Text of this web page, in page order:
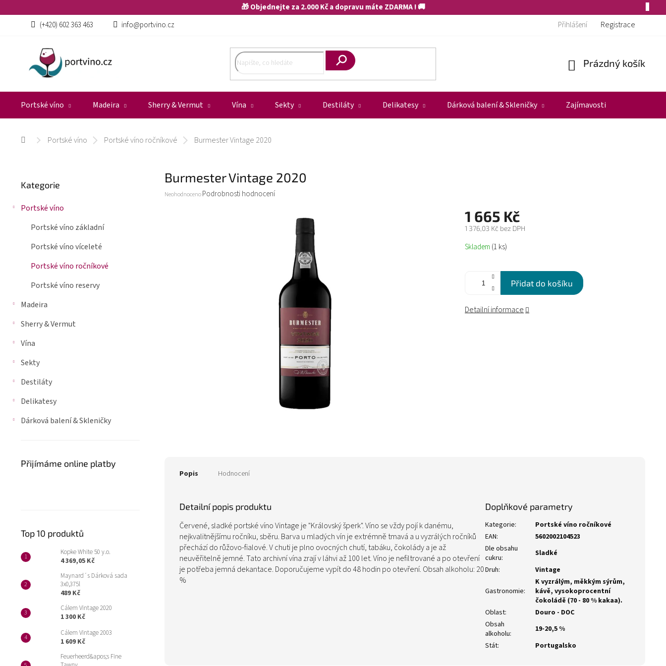
na
🎁 Objednejte za 2.000 Kč a dopravu máte ZDARMA ! 🚚
(+420) 602 363 463
info@portvino.cz Přihlášení Registrace
Nákupní
Prázdný košík
Portské víno Madeira Sherry & Vermut Vína Sekty Destiláty Delikatesy Dárková balení & Skleničky Zajímavosti
DomůPortské víno Portské víno ročníkové Burmester Vintage 2020
s
r
l
kategorie
Kategorie
Portské víno
Portské víno základní
Portské víno víceleté
Portské víno ročníkové
Portské víno reservy
Madeira
Sherry & Vermut
Vína
Sekty
Destiláty
Delikatesy
Dárková balení & Skleničky
Přijímáme online platby
Top 10 produktů
Kopke White 50 y.o.
4 369,05 Kč
Maynard´s Dárková sada
3x0,375l
489 Kč
Cálem Vintage 2020
1 300 Kč
Cálem Vintage 2003
1 609 Kč
Feuerheerd&apos;s Fine
Burmester Vintage 2020
Průměrné
NeohodnocenoPodrobnosti hodnocení
1 665 Kč
1 376,03 Kč bez DPH
Měrná
cena:
Skladem (1 ks)
Přidat do košíku
Detailní informace
Popis Hodnocení
Detailní popis produktu
Červené, sladké portské víno Vintage je "Královský šperk". Víno se vždy pojí k danému,
nejkvalitnějšímu ročníku, sběru. Barva u mladých vín je extrémně tmavá a u vyzrálých ročníků
přechází do růžovo-fialové. V chuti je plno ovocných chutí, tabáku, čokolády a je až
neuvěřitelně jemné. Tato archivní vína zrají v láhvi až 100 let. Víno je nefiltrované a po otevření
je potřeba jemná dekantace. Doporučujeme vypít do 48 hodin po otevření. Obsah alkoholu: 20
%
Doplňkové parametry
Kategorie:
Portské víno ročníkové
EAN:
5602002104523
Dle obsahu
cukru:
Sladké
Druh: Vintage
Gastronomie:
K vyzrálým, měkkým sýrům,
kávě, vysokoprocentní
čokoládě (70 - 80 % kakaa).
Oblast:
Douro - DOC
Obsah
alkoholu:
19-20,5 %
Stát: Portugalsko